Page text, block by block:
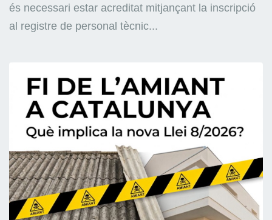
és necessari estar acreditat mitjançant la inscripció
al registre de personal tècnic...